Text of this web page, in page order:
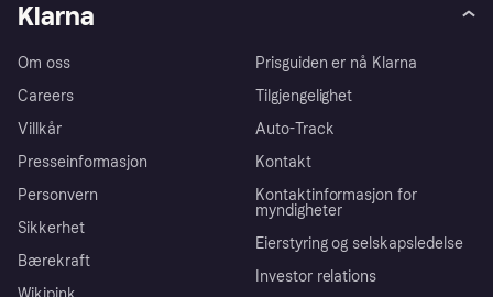
Klarna
Om oss
Careers
Villkår
Presseinformasjon
Personvern
Sikkerhet
Bærekraft
Prisguiden er nå Klarna
Tilgjengelighet
Auto-Track
Kontakt
Kontaktinformasjon for
myndigheter
Eierstyring og selskapsledelse
Investor relations